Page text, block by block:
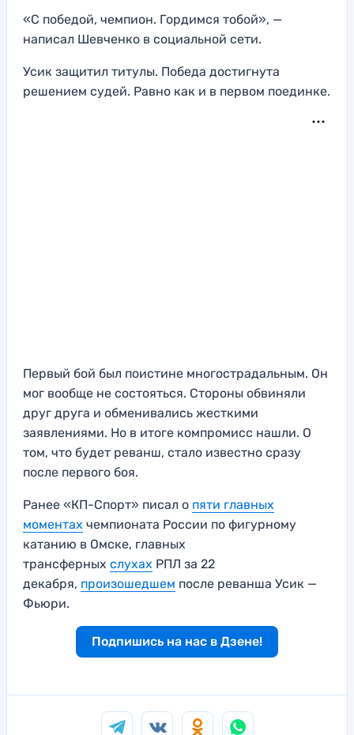
«С победой, чемпион. Гордимся тобой», —
написал Шевченко в социальной сети.
Усик защитил титулы. Победа достигнута
решением судей. Равно как и в первом поединке.
Первый бой был поистине многострадальным. Он
мог вообще не состояться. Стороны обвиняли
друг друга и обменивались жесткими
заявлениями. Но в итоге компромисс нашли. О
том, что будет реванш, стало известно сразу
после первого боя.
Ранее «КП-Спорт» писал о пяти главных
моментах чемпионата России по фигурному
катанию в Омске, главных
трансферных слухах РПЛ за 22
декабря, произошедшем после реванша Усик —
Фьюри.
Подпишись на нас в Дзене!